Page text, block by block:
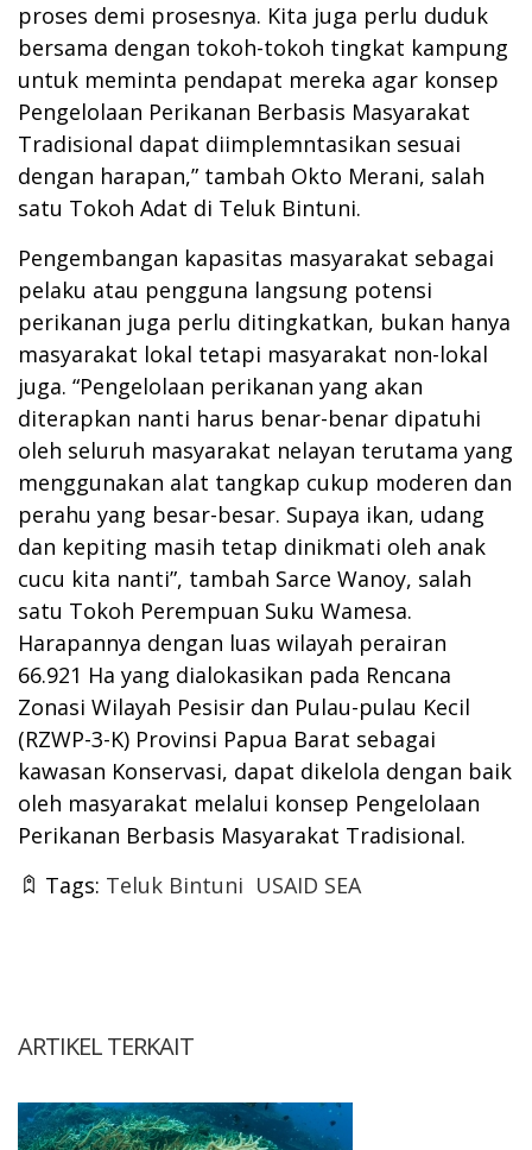
proses demi prosesnya. Kita juga perlu duduk
bersama dengan tokoh-tokoh tingkat kampung
untuk meminta pendapat mereka agar konsep
Pengelolaan Perikanan Berbasis Masyarakat
Tradisional dapat diimplemntasikan sesuai
dengan harapan,” tambah Okto Merani, salah
satu Tokoh Adat di Teluk Bintuni.
Pengembangan kapasitas masyarakat sebagai
pelaku atau pengguna langsung potensi
perikanan juga perlu ditingkatkan, bukan hanya
masyarakat lokal tetapi masyarakat non-lokal
juga. “Pengelolaan perikanan yang akan
diterapkan nanti harus benar-benar dipatuhi
oleh seluruh masyarakat nelayan terutama yang
menggunakan alat tangkap cukup moderen dan
perahu yang besar-besar. Supaya ikan, udang
dan kepiting masih tetap dinikmati oleh anak
cucu kita nanti”, tambah Sarce Wanoy, salah
satu Tokoh Perempuan Suku Wamesa.
Harapannya dengan luas wilayah perairan
66.921 Ha yang dialokasikan pada Rencana
Zonasi Wilayah Pesisir dan Pulau-pulau Kecil
(RZWP-3-K) Provinsi Papua Barat sebagai
kawasan Konservasi, dapat dikelola dengan baik
oleh masyarakat melalui konsep Pengelolaan
Perikanan Berbasis Masyarakat Tradisional.
Tags: Teluk Bintuni USAID SEA
ARTIKEL TERKAIT